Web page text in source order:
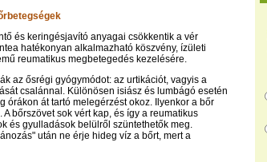
és keringésjavító anyagai csökkentik a vér
hatékonyan alkalmazható köszvény, ízületi
reumatikus megbetegedés kezelésére.
az ősrégi gyógymódot: az urtikációt, vagyis a
csalánnal. Különösen isiász és lumbágó esetén
órákon át tartó melegérzést okoz. Ilyenkor a bőr
bőrszövet sok vért kap, és így a reumatikus
és gyulladások belülről szüntethetők meg.
után ne érje hideg víz a bőrt, mert a